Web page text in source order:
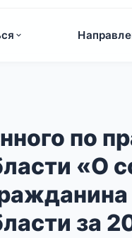
по
«О
за